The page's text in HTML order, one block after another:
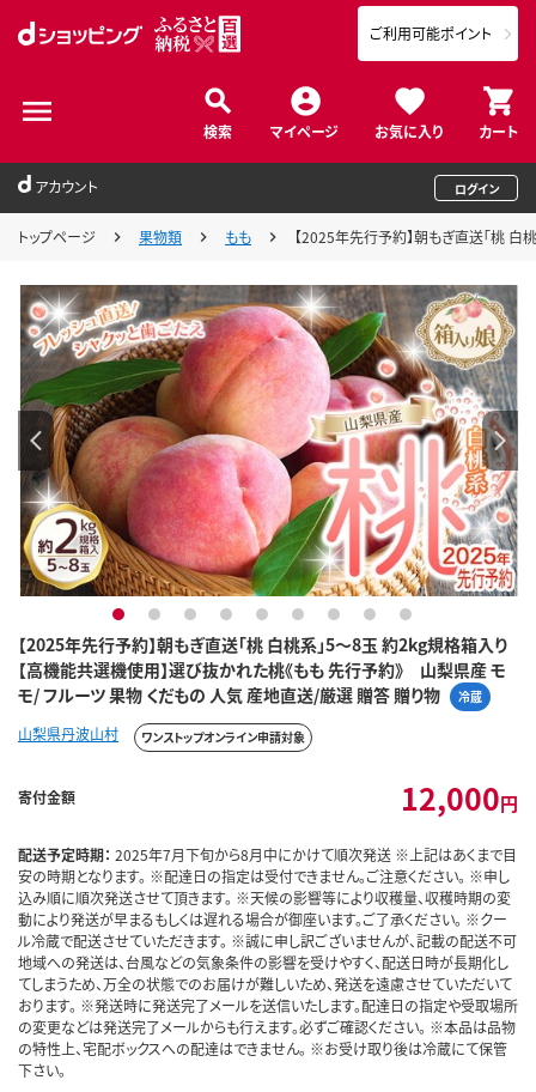
検索 マイページ お気に入り カート
ご利用可能ポイント
アカウント ログイン
トップページ 果物類 もも 【2025年先行予約】朝もぎ直送「桃
【2025年先行予約】朝もぎ直送「桃 白桃系」5～8玉 約2kg規格箱入り
【高機能共選機使用】選び抜かれた桃《もも 先行予約》 山梨県産 モ
モ/ フルーツ 果物 くだもの 人気 産地直送/厳選 贈答 贈り物
冷蔵
1 2 3 4 5 6 7 8 9
山梨県丹波山村 ワンストップオンライン申請対象
寄付金額 12,000円
配送予定時期： 2025年7月下旬から8月中にかけて順次発送 ※上記はあくまで目
安の時期となります。 ※配達日の指定は受付できません。ご注意ください。 ※申し
込み順に順次発送させて頂きます。 ※天候の影響等により収穫量、収穫時期の変
動により発送が早まるもしくは遅れる場合が御座います。ご了承ください。 ※クー
ル冷蔵で配送させていただきます。 ※誠に申し訳ございませんが、記載の配送不可
地域への発送は、台風などの気象条件の影響を受けやすく、配送日時が長期化し
てしまうため、万全の状態でのお届けが難しいため、発送を遠慮させていただいて
おります。 ※発送時に発送完了メールを送信いたします。配達日の指定や受取場所
の変更などは発送完了メールからも行えます。必ずご確認ください。 ※本品は品物
の特性上、宅配ボックスへの配達はできません。 ※お受け取り後は冷蔵にて保管
下さい。